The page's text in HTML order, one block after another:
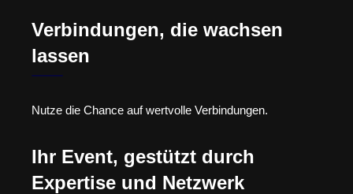
Verbindungen, die wachsen
lassen
Nutze die Chance auf wertvolle Verbindungen.
Ihr Event, gestützt durch
Expertise und Netzwerk